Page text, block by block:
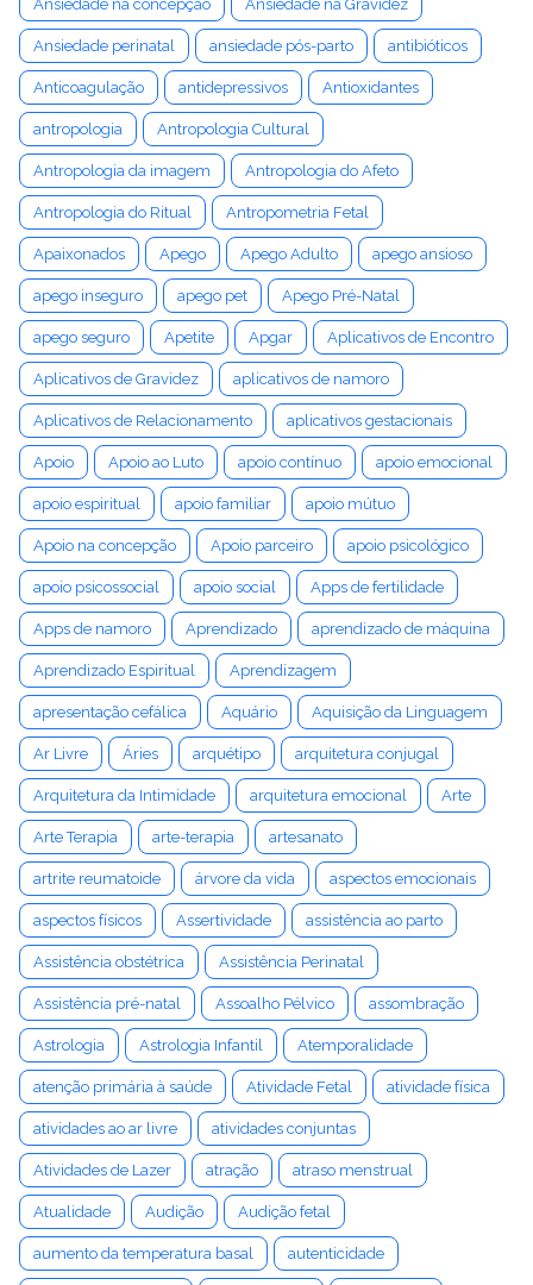
Ansiedade na concepção Ansiedade na Gravidez
Ansiedade perinatal ansiedade pós-parto antibióticos
Anticoagulação antidepressivos Antioxidantes
antropologia Antropologia Cultural
Antropologia da imagem Antropologia do Afeto
Antropologia do Ritual Antropometria Fetal
Apaixonados Apego Apego Adulto apego ansioso
apego inseguro apego pet Apego Pré-Natal
apego seguro Apetite Apgar Aplicativos de Encontro
Aplicativos de Gravidez aplicativos de namoro
Aplicativos de Relacionamento aplicativos gestacionais
Apoio Apoio ao Luto apoio contínuo apoio emocional
apoio espiritual apoio familiar apoio mútuo
Apoio na concepção Apoio parceiro apoio psicológico
apoio psicossocial apoio social Apps de fertilidade
Apps de namoro Aprendizado aprendizado de máquina
Aprendizado Espiritual Aprendizagem
apresentação cefálica Aquário Aquisição da Linguagem
Ar Livre Áries arquétipo arquitetura conjugal
Arquitetura da Intimidade arquitetura emocional Arte
Arte Terapia arte-terapia artesanato
artrite reumatoide árvore da vida aspectos emocionais
aspectos físicos Assertividade assistência ao parto
Assistência obstétrica Assistência Perinatal
Assistência pré-natal Assoalho Pélvico assombração
Astrologia Astrologia Infantil Atemporalidade
atenção primária à saúde Atividade Fetal atividade física
atividades ao ar livre atividades conjuntas
Atividades de Lazer atração atraso menstrual
Atualidade Audição Audição fetal
aumento da temperatura basal autenticidade